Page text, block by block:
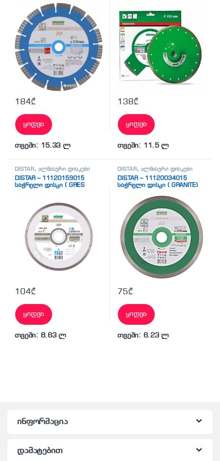
184₾
ყიდვა
თვეში: 15.33 ლ
138₾
ყიდვა
თვეში: 11.5 ლ
DISTAR, ალმასური დისკები
DISTAR – 11120159015
საჭრელი დისკი ( GRES
104₾
ყიდვა
თვეში: 8.63 ლ
DISTAR, ალმასური დისკები
DISTAR – 11120034015
საჭრელი დისკი ( GRANITE)
75₾
ყიდვა
თვეში: 6.23 ლ
ინფორმაცია
დამატებით